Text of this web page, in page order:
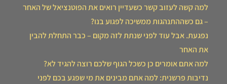
למה קשה לעזוב קשר כשעדיין רואים את הפוטנציאל של האחר
– גם כשההתנהגות ממשיכה לפגוע בנו?
נפגעת. אבל עוד לפני שנתת לזה מקום – כבר התחלת להבין
את האחר
למה אתם אומרים כן כשכל הגוף שלכם רוצה להגיד לא?
נדיבות פרשנית: למה אתם מבינים את מי שפגע בכם לפני